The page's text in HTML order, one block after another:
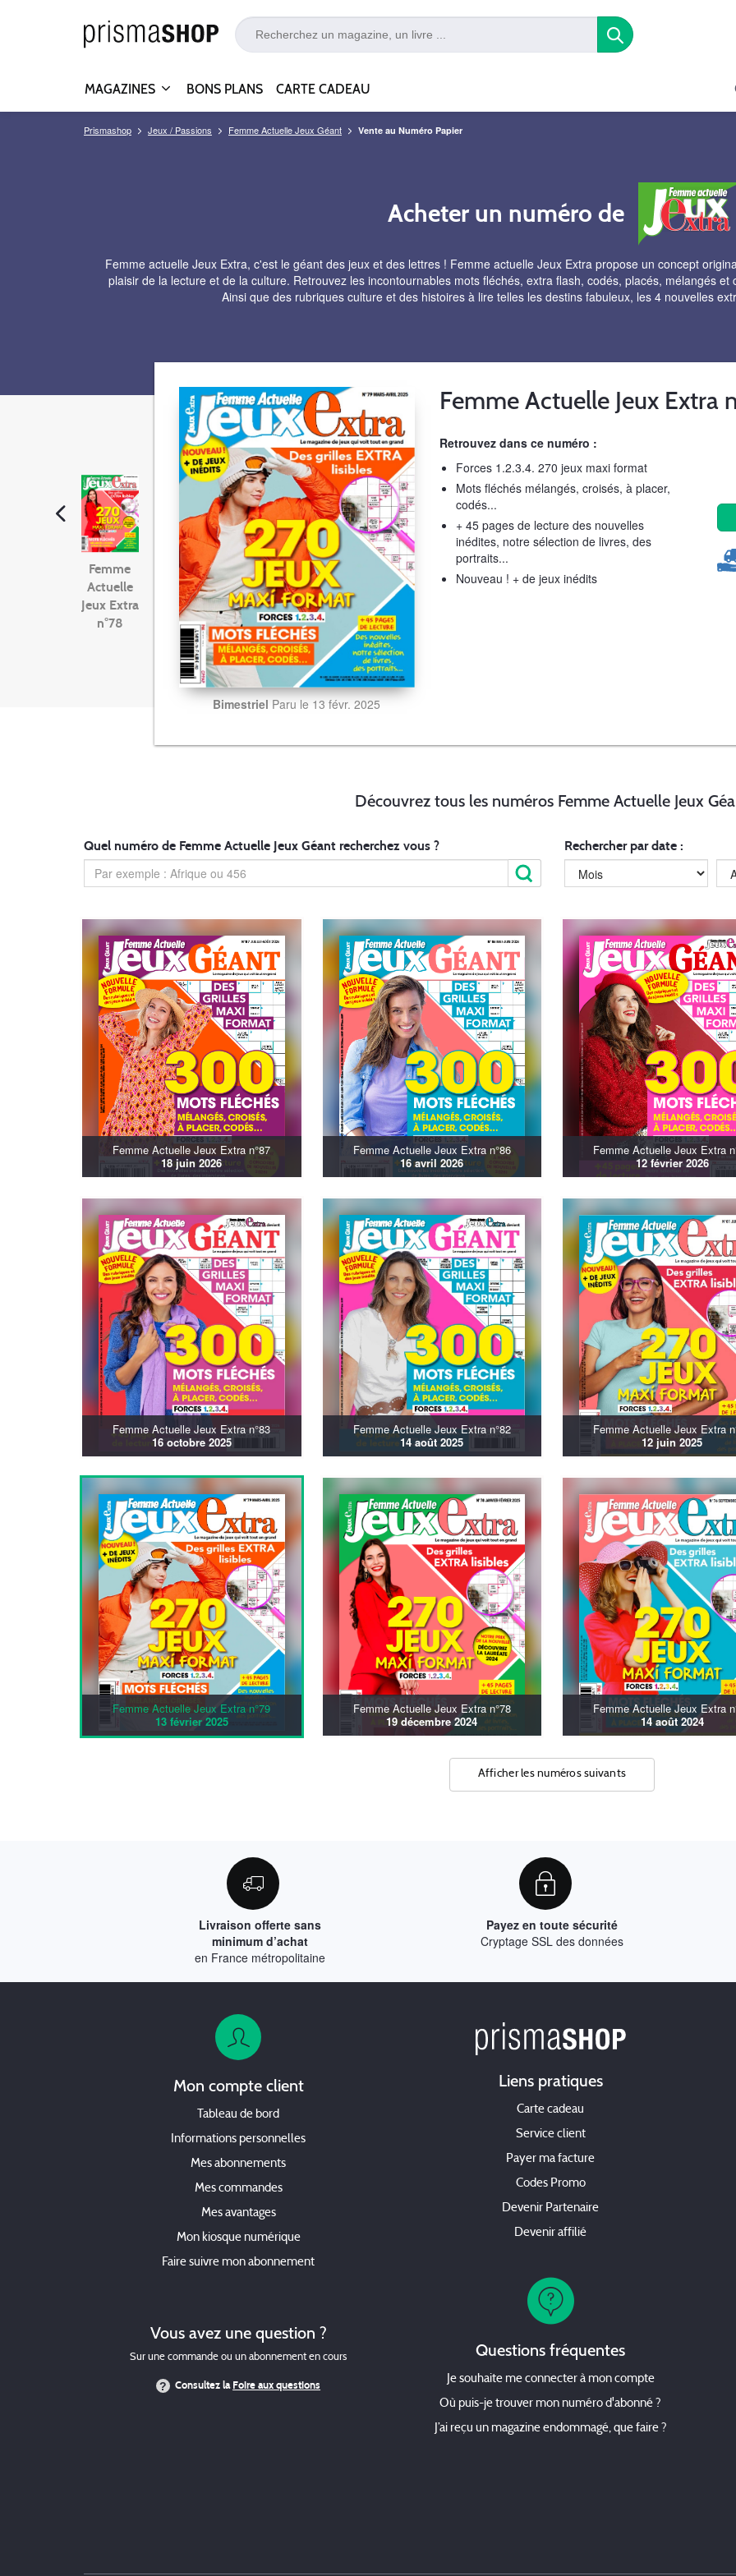
MAGAZINES BONS PLANS CARTE CADEAU
Prismashop Jeux / Passions Femme Actuelle Jeux Géant Vente au Numéro Papier
Acheter un numéro de
Femme actuelle Jeux Extra, c'est le géant des jeux et des lettres ! Femme actuelle Jeux Extra propose un concept
plaisir de la lecture et de la culture. Retrouvez les incontournables mots fléchés, extra flash, codés, placés, mélangés
Ainsi que des rubriques culture et des histoires à lire telles les destins fabuleux, les 4 nouvelles
Femme
Actuelle
Jeux Extra
n°78
Bimestriel Paru le 13 févr. 2025
Femme Actuelle Jeux Extra
Retrouvez dans ce numéro :
Forces 1.2.3.4. 270 jeux maxi format
Mots fléchés mélangés, croisés, à placer,
codés...
+ 45 pages de lecture des nouvelles
inédites, notre sélection de livres, des
portraits...
Nouveau ! + de jeux inédits
Découvrez tous les numéros Femme Actuelle Jeux
Quel numéro de Femme Actuelle Jeux Géant recherchez vous ? Rechercher par date :
Femme Actuelle Jeux Extra n°87
18 juin 2026
Femme Actuelle Jeux Extra n°86
16 avril 2026
Femme Actuelle Jeux Extra
12 février 2026
Femme Actuelle Jeux Extra n°83
16 octobre 2025
Femme Actuelle Jeux Extra n°82
14 août 2025
Femme Actuelle Jeux Extra
12 juin 2025
Femme Actuelle Jeux Extra n°79
13 février 2025
Femme Actuelle Jeux Extra n°78
19 décembre 2024
Femme Actuelle Jeux Extra
14 août 2024
Afficher les numéros suivants
Livraison offerte sans
minimum d’achat
en France métropolitaine
Payez en toute sécurité
Cryptage SSL des données
Mon compte client
Tableau de bord
Informations personnelles
Mes abonnements
Mes commandes
Mes avantages
Mon kiosque numérique
Faire suivre mon abonnement
Vous avez une question ?
Sur une commande ou un abonnement en cours
Consultez laFoire aux questions
Liens pratiques
Carte cadeau
Service client
Payer ma facture
Codes Promo
Devenir Partenaire
Devenir affilié
Questions fréquentes
Je souhaite me connecter à mon compte
Où puis-je trouver mon numéro d'abonné ?
J’ai reçu un magazine endommagé, que faire ?